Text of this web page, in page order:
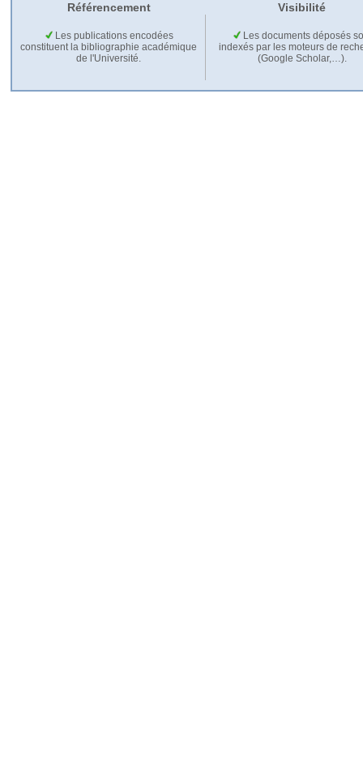
Référencement Visibilité
Les publications encodées
constituent la bibliographie académique
de l'Université.
Les documents déposés
indexés par les moteurs de
(Google Scholar,…).